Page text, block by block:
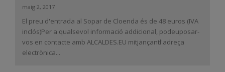
maig 2, 2017
El preu d'entrada al Sopar de Cloenda és de 48 euros (IVA
inclós)Per a qualsevol informació addicional, podeuposar-
vos en contacte amb ALCALDES.EU mitjançantl'adreça
electrònica...